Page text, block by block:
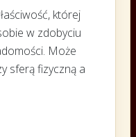
której
w zdobyciu
Może
sferą fizyczną a